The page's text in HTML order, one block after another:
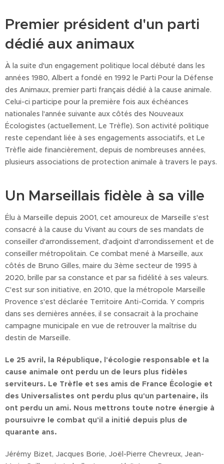
Premier président d'un parti
dédié aux animaux
À la suite d'un engagement politique local débuté dans les
années 1980, Albert a fondé en 1992 le Parti Pour la Défense
des Animaux, premier parti français dédié à la cause animale.
Celui-ci participe pour la première fois aux échéances
nationales l'année suivante aux côtés des Nouveaux
Écologistes (actuellement, Le Trèfle). Son activité politique
reste cependant liée à ses engagements associatifs, et Le
Trèfle aide financièrement, depuis de nombreuses années,
plusieurs associations de protection animale à travers le pays.
Un Marseillais fidèle à sa ville
Élu à Marseille depuis 2001, cet amoureux de Marseille s'est
consacré à la cause du Vivant au cours de ses mandats de
conseiller d'arrondissement, d'adjoint d'arrondissement et de
conseiller métropolitain. Ce combat mené à Marseille, aux
côtés de Bruno Gilles, maire du 3ème secteur de 1995 à
2020, brille par sa constance et par sa fidélité à ses valeurs.
C'est sur son initiative, en 2010, que la métropole Marseille
Provence s'est déclarée Territoire Anti-Corrida. Y compris
dans ses dernières années, il se consacrait à la prochaine
campagne municipale en vue de retrouver la maîtrise du
destin de Marseille.
Le 25 avril, la République, l'écologie responsable et la
cause animale ont perdu un de leurs plus fidèles
serviteurs. Le Trèfle et ses amis de France Écologie et
des Universalistes ont perdu plus qu'un partenaire, ils
ont perdu un ami. Nous mettrons toute notre énergie à
poursuivre le combat qu'il a initié depuis plus de
quarante ans.
Jérémy Bizet, Jacques Borie, Joël-Pierre Chevreux, Jean-